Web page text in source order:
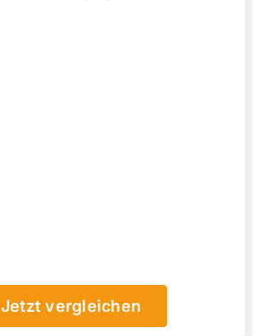
Jetzt vergleichen